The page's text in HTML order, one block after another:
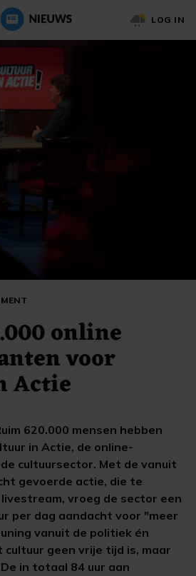
LOG IN
online
voor
Actie
620.000 mensen hebben
in Actie, de online-
cultuursector. Met de vanuit
gevoerde actie, die te
vroeg de sector een
per dag aandacht voor "meer
vanuit de politiek én
geen vrije tijd is, maar
in totaal 84 uur aan